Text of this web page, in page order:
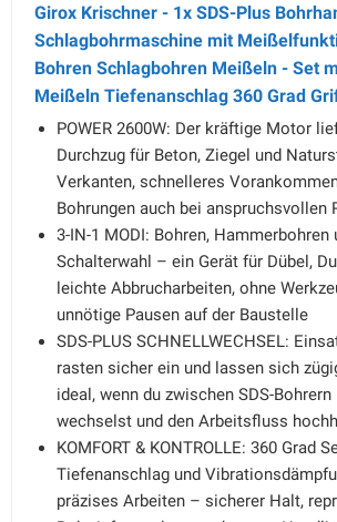
Girox Krischner - 1x SDS-Plus
Schlagbohrmaschine mit
Bohren Schlagbohren Meißeln - Set
Meißeln Tiefenanschlag 360 Grad
POWER 2600W: Der kräftige Motor
Durchzug für Beton, Ziegel und
Verkanten, schnelleres
Bohrungen auch bei anspruchsvollen
3-IN-1 MODI: Bohren,
Schalterwahl – ein Gerät für Dübel,
leichte Abbrucharbeiten, ohne
unnötige Pausen auf der Baustelle
SDS-PLUS SCHNELLWECHSEL:
rasten sicher ein und lassen sich
ideal, wenn du zwischen SDS-
wechselst und den Arbeitsfluss
KOMFORT & KONTROLLE: 360 Grad
Tiefenanschlag und
präzises Arbeiten – sicherer Halt,